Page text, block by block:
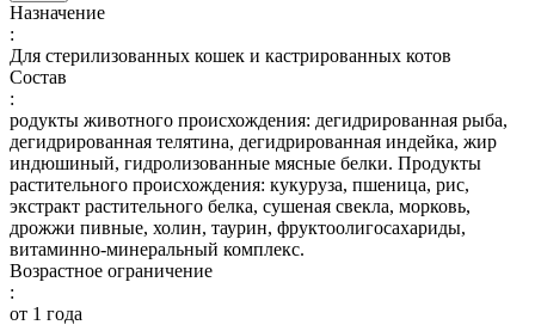
Назначение
:
Для стерилизованных кошек и кастрированных котов
Состав
:
родукты животного происхождения: дегидрированная рыба,
дегидрированная телятина, дегидрированная индейка, жир
индюшиный, гидролизованные мясные белки. Продукты
растительного происхождения: кукуруза, пшеница, рис,
экстракт растительного белка, сушеная свекла, морковь,
дрожжи пивные, холин, таурин, фруктоолигосахариды,
витаминно-минеральный комплекс.
Возрастное ограничение
:
от 1 года